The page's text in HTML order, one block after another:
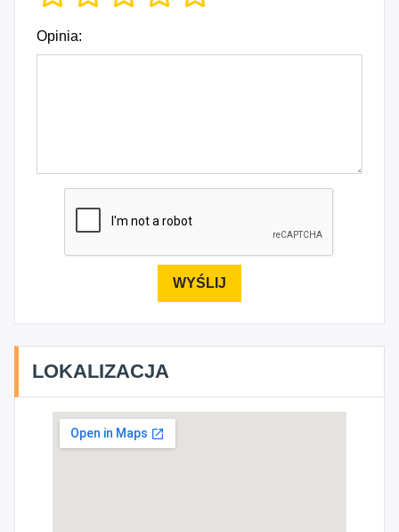
Opinia:
LOKALIZACJA